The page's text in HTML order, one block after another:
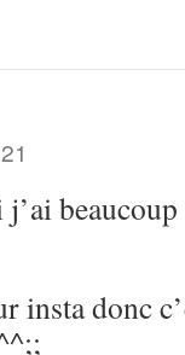
beaucoup
insta donc